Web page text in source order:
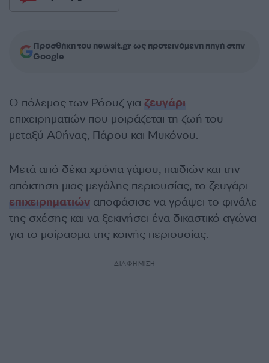
Προσθήκη του newsit.gr ως προτεινόμενη πηγή στην
Google
Ο πόλεμος των Ρόουζ για ζευγάρι
επιχειρηματιών που μοιράζεται τη ζωή του
μεταξύ Αθήνας, Πάρου και Μυκόνου.
Μετά από δέκα χρόνια γάμου, παιδιών και την
απόκτηση μιας μεγάλης περιουσίας, το ζευγάρι
επιχειρηματιών αποφάσισε να γράψει το φινάλε
της σχέσης και να ξεκινήσει ένα δικαστικό αγώνα
για το μοίρασμα της κοινής περιουσίας.
ΔΙΑΦΗΜΙΣΗ